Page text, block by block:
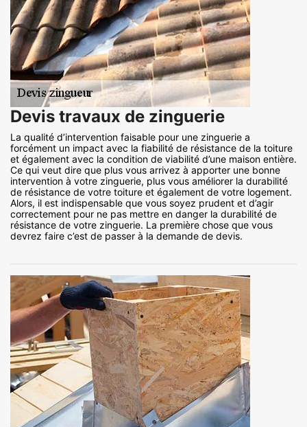
Devis travaux de zinguerie
La qualité d’intervention faisable pour une zinguerie a
forcément un impact avec la fiabilité de résistance de la toiture
et également avec la condition de viabilité d’une maison entière.
Ce qui veut dire que plus vous arrivez à apporter une bonne
intervention à votre zinguerie, plus vous améliorer la durabilité
de résistance de votre toiture et également de votre logement.
Alors, il est indispensable que vous soyez prudent et d’agir
correctement pour ne pas mettre en danger la durabilité de
résistance de votre zinguerie. La première chose que vous
devrez faire c’est de passer à la demande de devis.